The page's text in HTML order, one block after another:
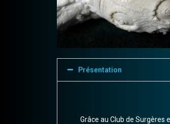
Présentation
Grâce au Club de Surgères